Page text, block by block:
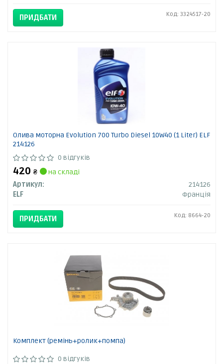
ПРИДБАТИ Код: 3324517-20
Олива моторна Evolution 700 Turbo Diesel 10W40 (1 Liter) ELF
214126
0 відгуків
420 ₴
на складі
Артикул:
214126
ELF
Франція
ПРИДБАТИ Код: 8664-20
Комплект (ремінь+ролик+помпа)
0 відгуків